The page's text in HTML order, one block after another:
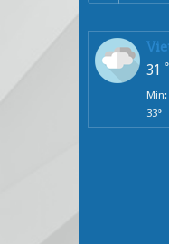
31
Min:
33°